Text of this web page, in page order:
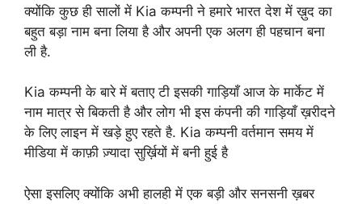
क्योंकि कुछ ही सालों में Kia कम्पनी ने हमारे भारत देश में ख़ुद का
बहुत बड़ा नाम बना लिया है और अपनी एक अलग ही पहचान बना
ली है.
Kia कम्पनी के बारे में बताए टी इसकी गाड़ियाँ आज के मार्केट में
नाम मात्र से बिकती है और लोग भी इस कंपनी की गाड़ियाँ ख़रीदने
के लिए लाइन में खड़े हुए रहते है. Kia कम्पनी वर्तमान समय में
मीडिया में काफ़ी ज़्यादा सुर्ख़ियों में बनी हुई है
ऐसा इसलिए क्योंकि अभी हालही में एक बड़ी और सनसनी ख़बर